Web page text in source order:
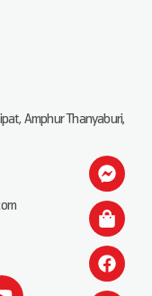
Amphur Thanyaburi,